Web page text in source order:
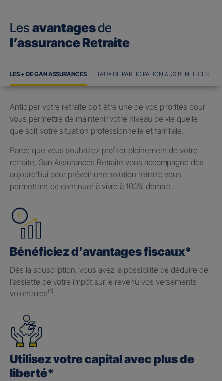
Les avantagesde
l’assurance Retraite
LES + DE GAN ASSURANCES TAUX DE PARTICIPATION AUX BÉNÉFICES
Anticiper votre retraite doit être une de vos priorités pour
vous permettre de maintenir votre niveau de vie quelle
que soit votre situation professionnelle et familiale.
Parce que vous souhaitez profiter pleinement de votre
retraite, Gan Assurances Retraite vous accompagne dès
aujourd’hui pour prévoir une solution retraite vous
permettant de continuer à vivre à 100% demain.
Bénéficiez d’avantages fiscaux*
Dès la souscription, vous avez la possibilité de déduire de
l’assiette de votre impôt sur le revenu vos versements
volontaires(1).
Utilisez votre capital avec plus de
liberté*